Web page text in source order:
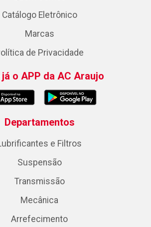
Catálogo Eletrônico
Marcas
de Privacidade
já o APP da AC Araujo
Departamentos
e Filtros
Suspensão
Transmissão
Mecânica
Arrefecimento